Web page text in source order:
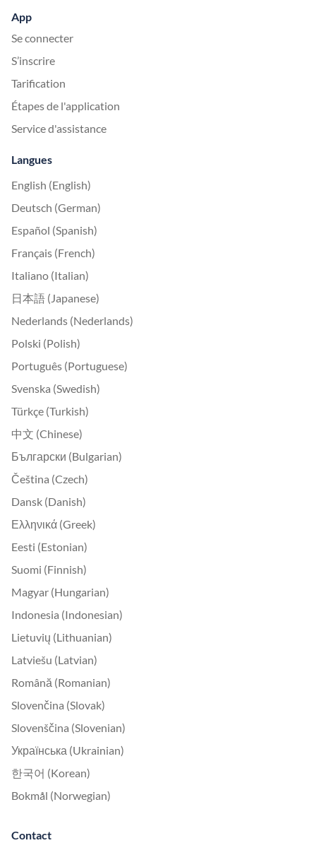
App
Se connecter
S’inscrire
Tarification
Étapes de l'application
Service d'assistance
Langues
English (English)
Deutsch (German)
Español (Spanish)
Français (French)
Italiano (Italian)
日本語 (Japanese)
Nederlands (Nederlands)
Polski (Polish)
Português (Portuguese)
Svenska (Swedish)
Türkçe (Turkish)
中文 (Chinese)
Български (Bulgarian)
Čeština (Czech)
Dansk (Danish)
Ελληνικά (Greek)
Eesti (Estonian)
Suomi (Finnish)
Magyar (Hungarian)
Indonesia (Indonesian)
Lietuvių (Lithuanian)
Latviešu (Latvian)
Română (Romanian)
Slovenčina (Slovak)
Slovenščina (Slovenian)
Українська (Ukrainian)
한국어 (Korean)
Bokmål (Norwegian)
Contact